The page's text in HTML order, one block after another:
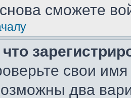
сможете
свои
два